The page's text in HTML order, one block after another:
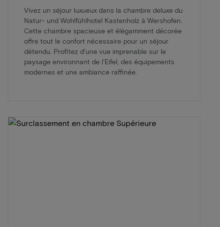
Vivez un séjour luxueux dans la chambre deluxe du
Natur- und Wohlfühlhotel Kastenholz à Wershofen.
Cette chambre spacieuse et élégamment décorée
offre tout le confort nécessaire pour un séjour
détendu. Profitez d'une vue imprenable sur le
paysage environnant de l'Eifel, des équipements
modernes et une ambiance raffinée.